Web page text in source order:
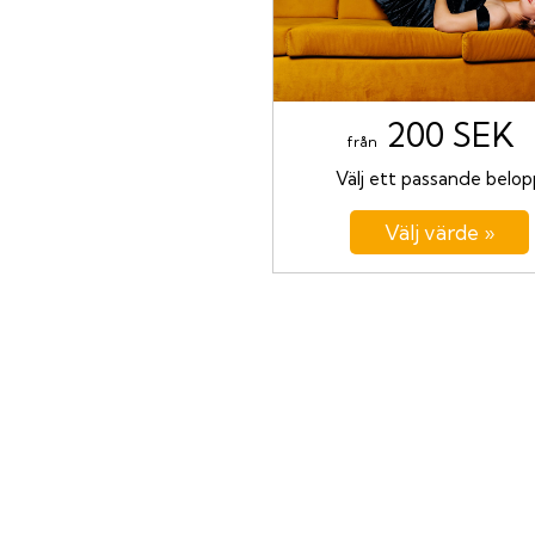
från 200 SEK
Välj ett passande